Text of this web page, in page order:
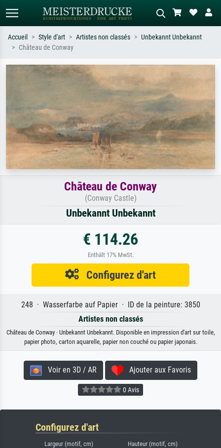
Recherchez par artiste, titre ou style –
Décrivez la scène – ex. prairie verte,
abstrait avec beaucoup de rouge,
tableau sombre, nu debout près d'un
arbre.
Accueil Style d'art Artistes non classés
Unbekannt Unbekannt
Château de Conway
Château de Conway
(Conway Castle)
Unbekannt Unbekannt
€ 114.26
Enthält 17% MwSt.
Configurez d'art
248 · Wasserfarbe auf Papier · ID de la peinture: 3850
Artistes non classés
Château de Conway · Unbekannt Unbekannt. Disponible en impression d'art sur toile,
papier photo, carton aquarelle, papier non couché ou papier japonais.
Voir en 3D / AR Ajouter aux Favoris
0 Avis
Configurez d'art
Largeur (motif, cm) Hauteur (motif, cm)